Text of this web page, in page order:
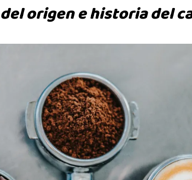
origen e historia del